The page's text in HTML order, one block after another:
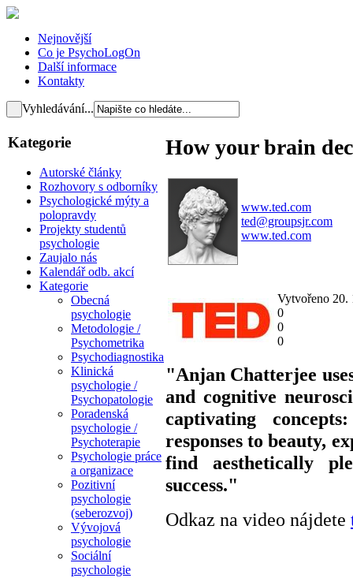
Nejnovější
Co je PsychoLogOn
Další informace
Kontakty
Vyhledávání...
Kategorie
Autorské články
Rozhovory s odborníky
Psychologické mýty a
polopravdy
Projekty studentů
psychologie
Zaujalo nás
Kalendář odb. akcí
Kategorie
Obecná
psychologie
Metodologie /
Psychometrika
Psychodiagnostika
Klinická
psychologie /
Psychopatologie
Poradenská
psychologie /
Psychoterapie
Psychologie práce
a organizace
Pozitivní
psychologie
(seberozvoj)
Vývojová
psychologie
Sociální
psychologie
How your brain
www.ted.com
ted@groupsjr.com
www.ted.com
Vytvořeno 20.
0
0
0
"Anjan Chatterjee
and cognitive
captivating
responses to beauty,
find aesthetically
success."
Odkaz na video nájdete